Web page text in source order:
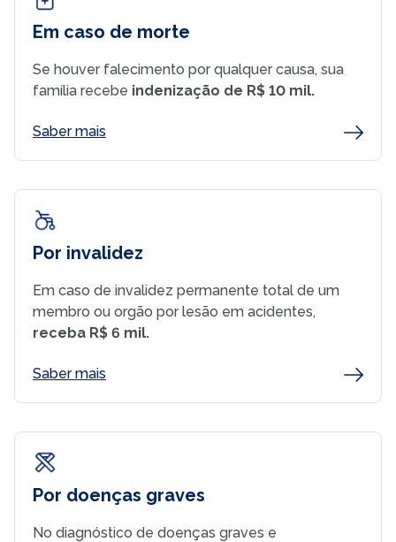
Em caso de morte
Se houver falecimento por qualquer causa, sua
família recebe indenização de R$ 10 mil.
Saber mais
Por invalidez
Em caso de invalidez permanente total de um
membro ou orgão por lesão em acidentes,
receba R$ 6 mil.
Saber mais
Por doenças graves
No diagnóstico de doenças graves e